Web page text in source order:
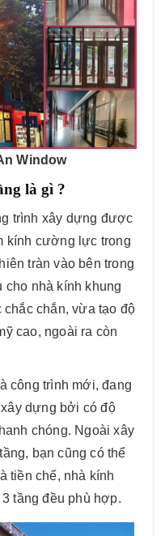
Window
là gì ?
trình xây dựng được
kính cường lực trong
tràn vào bên trong
cho nhà kính khung
chắn, vừa tạo độ
cao, ngoài ra còn
công trình mới, đang
dựng bởi có độ
chóng. Ngoài xây
bạn cũng có thể
tiền chế, nhà kính
tầng đều phù hợp.